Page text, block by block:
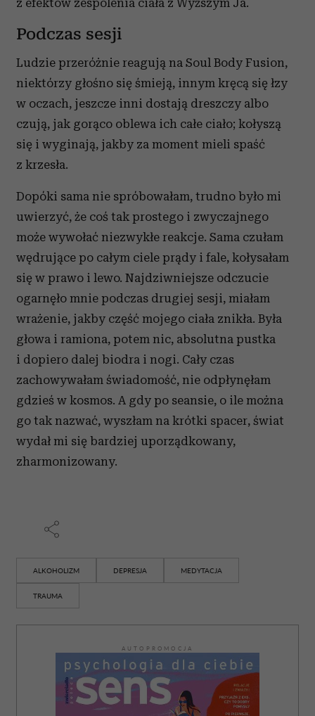
analizować ruch w naszej witrynie. Informacje o tym, jak
społecznościowym, reklamowym i analitycznym.
Partnerzy mogą połączyć te informacje z innymi danymi
otrzymanymi od Ciebie lub uzyskanymi podczas
z efektów zespolenia ciała z Wyższym Ja.
Podczas sesji
Ludzie przeróżnie reagują na Soul Body Fusion,
niektórzy głośno się śmieją, innym kręcą się łzy
w oczach, jeszcze inni dostają dreszczy albo
czują, jak gorąco oblewa ich całe ciało; kołyszą
się i wyginają, jakby za moment mieli spaść
z krzesła.
Dopóki sama nie spróbowałam, trudno było mi
uwierzyć, że coś tak prostego i zwyczajnego
może wywołać niezwykłe reakcje. Sama czułam
wędrujące po całym ciele prądy i fale, kołysałam
się w prawo i lewo. Najdziwniejsze odczucie
ogarnęło mnie podczas drugiej sesji, miałam
wrażenie, jakby część mojego ciała znikła. Była
głowa i ramiona, potem nic, absolutna pustka
i dopiero dalej biodra i nogi. Cały czas
zachowywałam świadomość, nie odpłynęłam
gdzieś w kosmos. A gdy po seansie, o ile można
go tak nazwać, wyszłam na krótki spacer, świat
wydał mi się bardziej uporządkowany,
zharmonizowany.
ALKOHOLIZM DEPRESJA MEDYTACJA
TRAUMA
AUTOPROMOCJA